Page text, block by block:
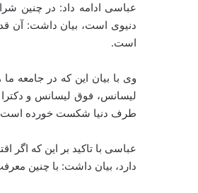
عباسی ادامه داد: در چنین
دنیوی است، بیان داشت: آن
است.
وی با بیان این که در جامعه
لیسانس، فوق لیسانس و دکترا
طرف دنیا شکست خورده
عباسی با تاکید بر این که
دارد، بیان داشت: با چنین